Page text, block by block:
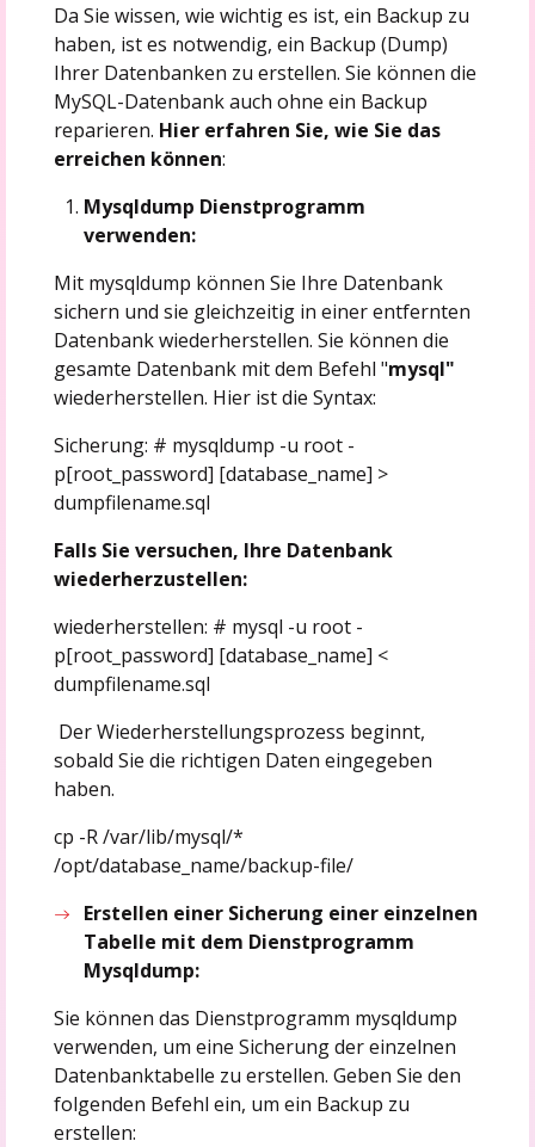
Da Sie wissen, wie wichtig es ist, ein Backup zu
haben, ist es notwendig, ein Backup (Dump)
Ihrer Datenbanken zu erstellen. Sie können die
MySQL-Datenbank auch ohne ein Backup
reparieren. Hier erfahren Sie, wie Sie das
erreichen können:
Mysqldump Dienstprogramm
verwenden:
Mit mysqldump können Sie Ihre Datenbank
sichern und sie gleichzeitig in einer entfernten
Datenbank wiederherstellen. Sie können die
gesamte Datenbank mit dem Befehl "mysql"
wiederherstellen. Hier ist die Syntax:
Sicherung: # mysqldump -u root -
p[root_password] [database_name] >
dumpfilename.sql
Falls Sie versuchen, Ihre Datenbank
wiederherzustellen:
wiederherstellen: # mysql -u root -
p[root_password] [database_name] <
dumpfilename.sql
Der Wiederherstellungsprozess beginnt,
sobald Sie die richtigen Daten eingegeben
haben.
cp -R /var/lib/mysql/*
/opt/database_name/backup-file/
Erstellen einer Sicherung einer einzelnen
Tabelle mit dem Dienstprogramm
Mysqldump:
Sie können das Dienstprogramm mysqldump
verwenden, um eine Sicherung der einzelnen
Datenbanktabelle zu erstellen. Geben Sie den
folgenden Befehl ein, um ein Backup zu
erstellen: